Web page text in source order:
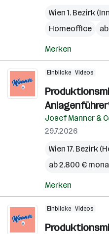
Wien 1. Bezirk
Homeoffice
Merken
Einblicke Videos
Josef Manner &
29.7.2026
Wien 17. Bezirk
ab 2.800 €
Merken
Einblicke Videos